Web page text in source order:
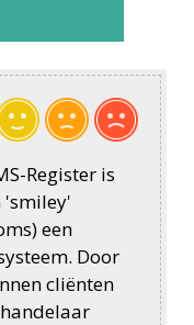
Register is
'smiley'
een
Door
cliënten